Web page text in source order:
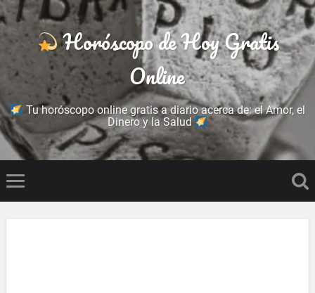
Horóscopo de Hoy Gratis
Online
Tu horóscopo online gratis a diario acerca de: el Amor, el
Dinero y la Salud